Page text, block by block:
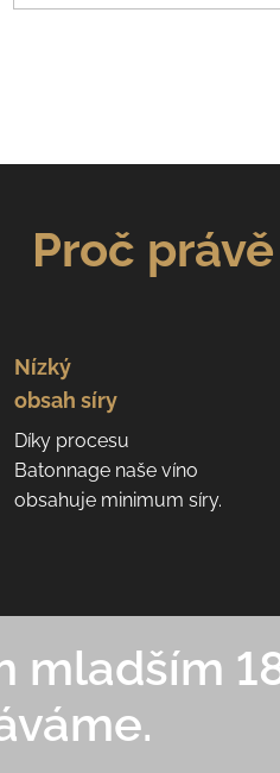
Proč
Nízký
obsah síry
Díky procesu
Batonnage naše víno
obsahuje minimum síry.
mladším